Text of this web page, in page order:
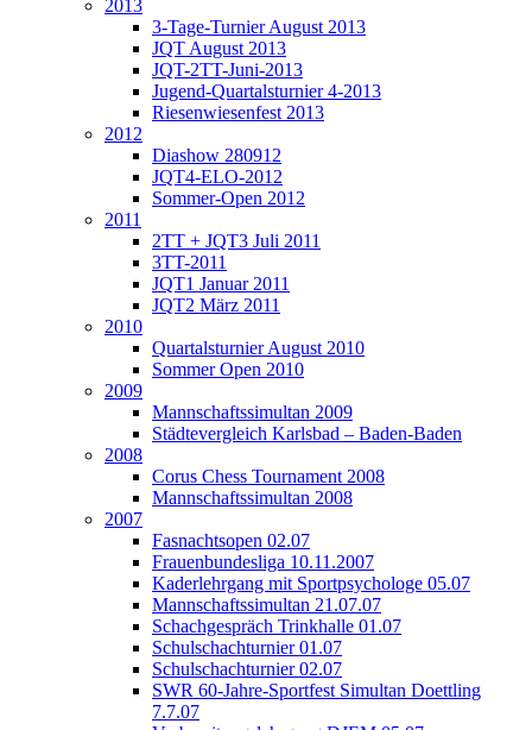
2013
3-Tage-Turnier August 2013
JQT August 2013
JQT-2TT-Juni-2013
Jugend-Quartalsturnier 4-2013
Riesenwiesenfest 2013
2012
Diashow 280912
JQT4-ELO-2012
Sommer-Open 2012
2011
2TT + JQT3 Juli 2011
3TT-2011
JQT1 Januar 2011
JQT2 März 2011
2010
Quartalsturnier August 2010
Sommer Open 2010
2009
Mannschaftssimultan 2009
Städtevergleich Karlsbad – Baden-Baden
2008
Corus Chess Tournament 2008
Mannschaftssimultan 2008
2007
Fasnachtsopen 02.07
Frauenbundesliga 10.11.2007
Kaderlehrgang mit Sportpsychologe 05.07
Mannschaftssimultan 21.07.07
Schachgespräch Trinkhalle 01.07
Schulschachturnier 01.07
Schulschachturnier 02.07
SWR 60-Jahre-Sportfest Simultan Doettling
7.7.07